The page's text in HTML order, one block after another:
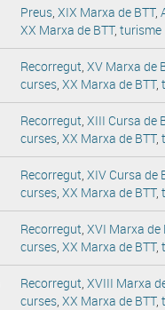
Preus, XIX Marxa de BTT,
XX Marxa de BTT, turisme
Recorregut, XV Marxa de
curses, XX Marxa de BTT,
Recorregut, XIII Cursa de
curses, XX Marxa de BTT,
Recorregut, XIV Cursa de
curses, XX Marxa de BTT,
Recorregut, XVI Marxa de
curses, XX Marxa de BTT,
Recorregut, XVIII Marxa
curses, XX Marxa de BTT,